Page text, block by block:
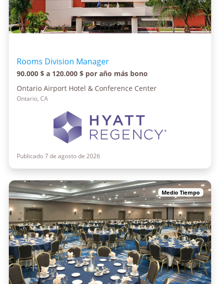
Rooms Division Manager
90.000 $ a 120.000 $ por año más bono
Ontario Airport Hotel & Conference Center
Ontario, CA
Publicado 7 de agosto de 2026
Medio Tiempo